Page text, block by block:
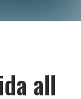
all